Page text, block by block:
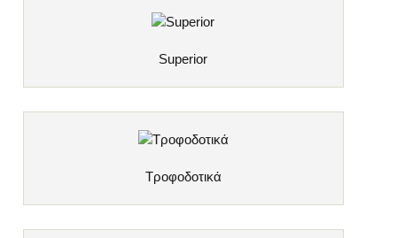
Superior
Τροφοδoτικά